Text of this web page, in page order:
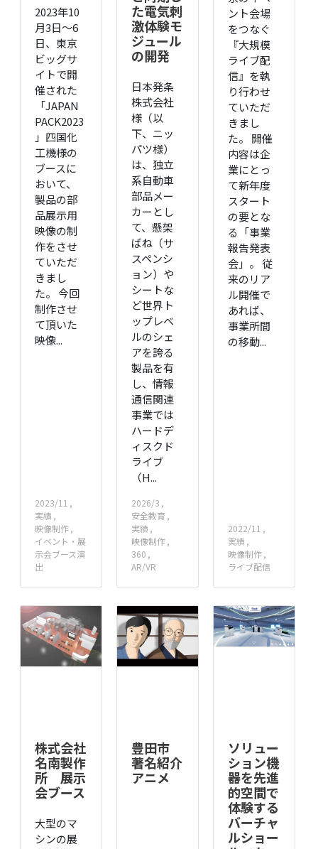
2023年10
月3日～6
日、東京
ビッグサ
イトで開
催された
「JAPAN
PACK2023
」四国化
工機様の
ブースに
おいて、
製品の部
品展示用
映像の制
作をさせ
ていただ
きまし
た。 今回
制作させ
て頂いた
映像...
2023/11
実績
映像制作
イベント・展
示会ブース演
出
た電気刺
激体験モ
ジュール
の開発
日本発条
株式会社
様（以
下、ニッ
パツ様）
は、独立
系自動車
部品メー
カーとし
て、懸架
ばね（サ
スペンシ
ョン）や
シートな
ど世界ト
ップレベ
ルのシェ
アを誇る
製品を有
し、情報
通信関連
事業では
ハードデ
ィスクド
ライブ
（H...
2026/3
安全教育
実績
映像制作
360
AR/VR
ント会場
をつなぐ
『大規模
ライブ配
信』を執
り行わせ
ていただ
きまし
た。 開催
内容は企
業にとっ
て新年度
スタート
の要とな
る「事業
報告発表
会」。 従
来のリア
ル開催で
あれば、
事業所間
の移動...
2022/11
実績
映像制作
ライブ配信
株式会社
名南製作
所 展示
会ブース
大型のマ
シンの展
豊田市
著名紹介
アニメ
ソリュー
ション機
器を先進
的空間で
体験する
バーチャ
ルショー